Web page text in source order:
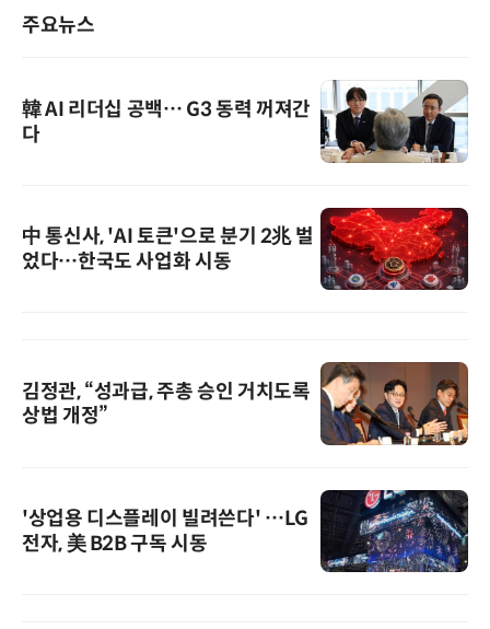
주요뉴스
韓 AI 리더십 공백… G3 동력 꺼져간
다
中 통신사, 'AI 토큰'으로 분기 2兆 벌
었다…한국도 사업화 시동
김정관, “성과급, 주총 승인 거치도록
상법 개정”
'상업용 디스플레이 빌려쓴다' …LG
전자, 美 B2B 구독 시동